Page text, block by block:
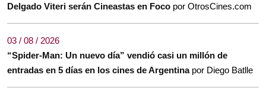
Delgado Viteri serán Cineastas en Foco por OtrosCines.com
03 / 08 / 2026
“Spider-Man: Un nuevo día” vendió casi un millón de
entradas en 5 días en los cines de Argentina por Diego Batlle